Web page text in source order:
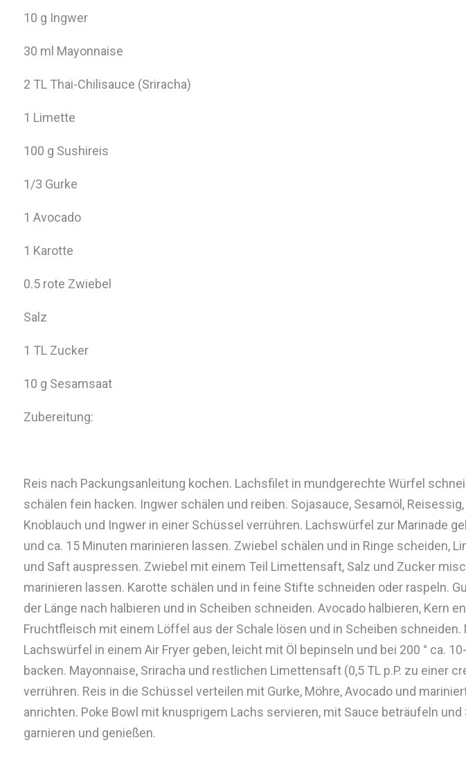
10 g Ingwer
30 ml Mayonnaise
2 TL Thai-Chilisauce (Sriracha)
1 Limette
100 g Sushireis
1/3 Gurke
1 Avocado
1 Karotte
0.5 rote Zwiebel
Salz
1 TL Zucker
10 g Sesamsaat
Zubereitung:
Reis nach Packungsanleitung kochen. Lachsfilet in mundgerechte Würfel
schälen fein hacken. Ingwer schälen und reiben. Sojasauce, Sesamöl, Reisessig,
Knoblauch und Ingwer in einer Schüssel verrühren. Lachswürfel zur Marinade
und ca. 15 Minuten marinieren lassen. Zwiebel schälen und in Ringe scheiden,
und Saft auspressen. Zwiebel mit einem Teil Limettensaft, Salz und Zucker
marinieren lassen. Karotte schälen und in feine Stifte schneiden oder raspeln.
der Länge nach halbieren und in Scheiben schneiden. Avocado halbieren, Kern
Fruchtfleisch mit einem Löffel aus der Schale lösen und in Scheiben schneiden.
Lachswürfel in einem Air Fryer geben, leicht mit Öl bepinseln und bei 200 ° ca.
backen. Mayonnaise, Sriracha und restlichen Limettensaft (0,5 TL p.P. zu einer
verrühren. Reis in die Schüssel verteilen mit Gurke, Möhre, Avocado und
anrichten. Poke Bowl mit knusprigem Lachs servieren, mit Sauce beträufeln und
garnieren und genießen.